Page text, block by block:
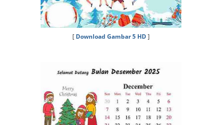
[ Download Gambar 5 HD]